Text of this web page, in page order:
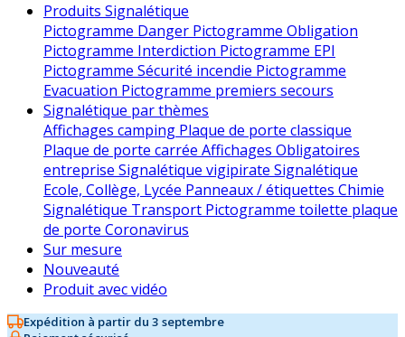
Produits Signalétique
Pictogramme Danger Pictogramme Obligation
Pictogramme Interdiction Pictogramme EPI
Pictogramme Sécurité incendie Pictogramme
Evacuation Pictogramme premiers secours
Signalétique par thèmes
Affichages camping Plaque de porte classique
Plaque de porte carrée Affichages Obligatoires
entreprise Signalétique vigipirate Signalétique
Ecole, Collège, Lycée Panneaux / étiquettes Chimie
Signalétique Transport Pictogramme toilette plaque
de porte Coronavirus
Sur mesure
Nouveauté
Produit avec vidéo
Expédition à partir du 3 septembre